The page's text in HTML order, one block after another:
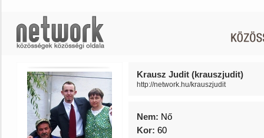
Krausz Judit (krauszjudit)
http://network.hu/krauszjudit
Nem: Nő
Kor: 60